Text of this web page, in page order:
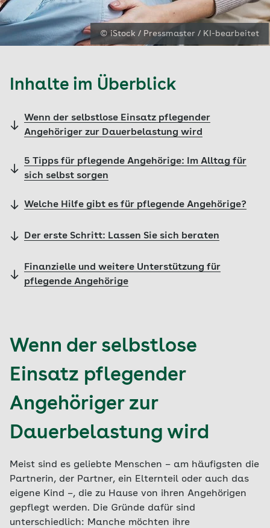
© iStock / Pressmaster / KI-bearbeitet
Inhalte im Überblick
Wenn der selbstlose Einsatz pflegender
Angehöriger zur Dauerbelastung wird
5 Tipps für pflegende Angehörige: Im Alltag für
sich selbst sorgen
Welche Hilfe gibt es für pflegende Angehörige?
Der erste Schritt: Lassen Sie sich beraten
Finanzielle und weitere Unterstützung für
pflegende Angehörige
Wenn der selbstlose
Einsatz pflegender
Angehöriger zur
Dauerbelastung wird
Meist sind es geliebte Menschen – am häufigsten die
Partnerin, der Partner, ein Elternteil oder auch das
eigene Kind –, die zu Hause von ihren Angehörigen
gepflegt werden. Die Gründe dafür sind
unterschiedlich: Manche möchten ihre